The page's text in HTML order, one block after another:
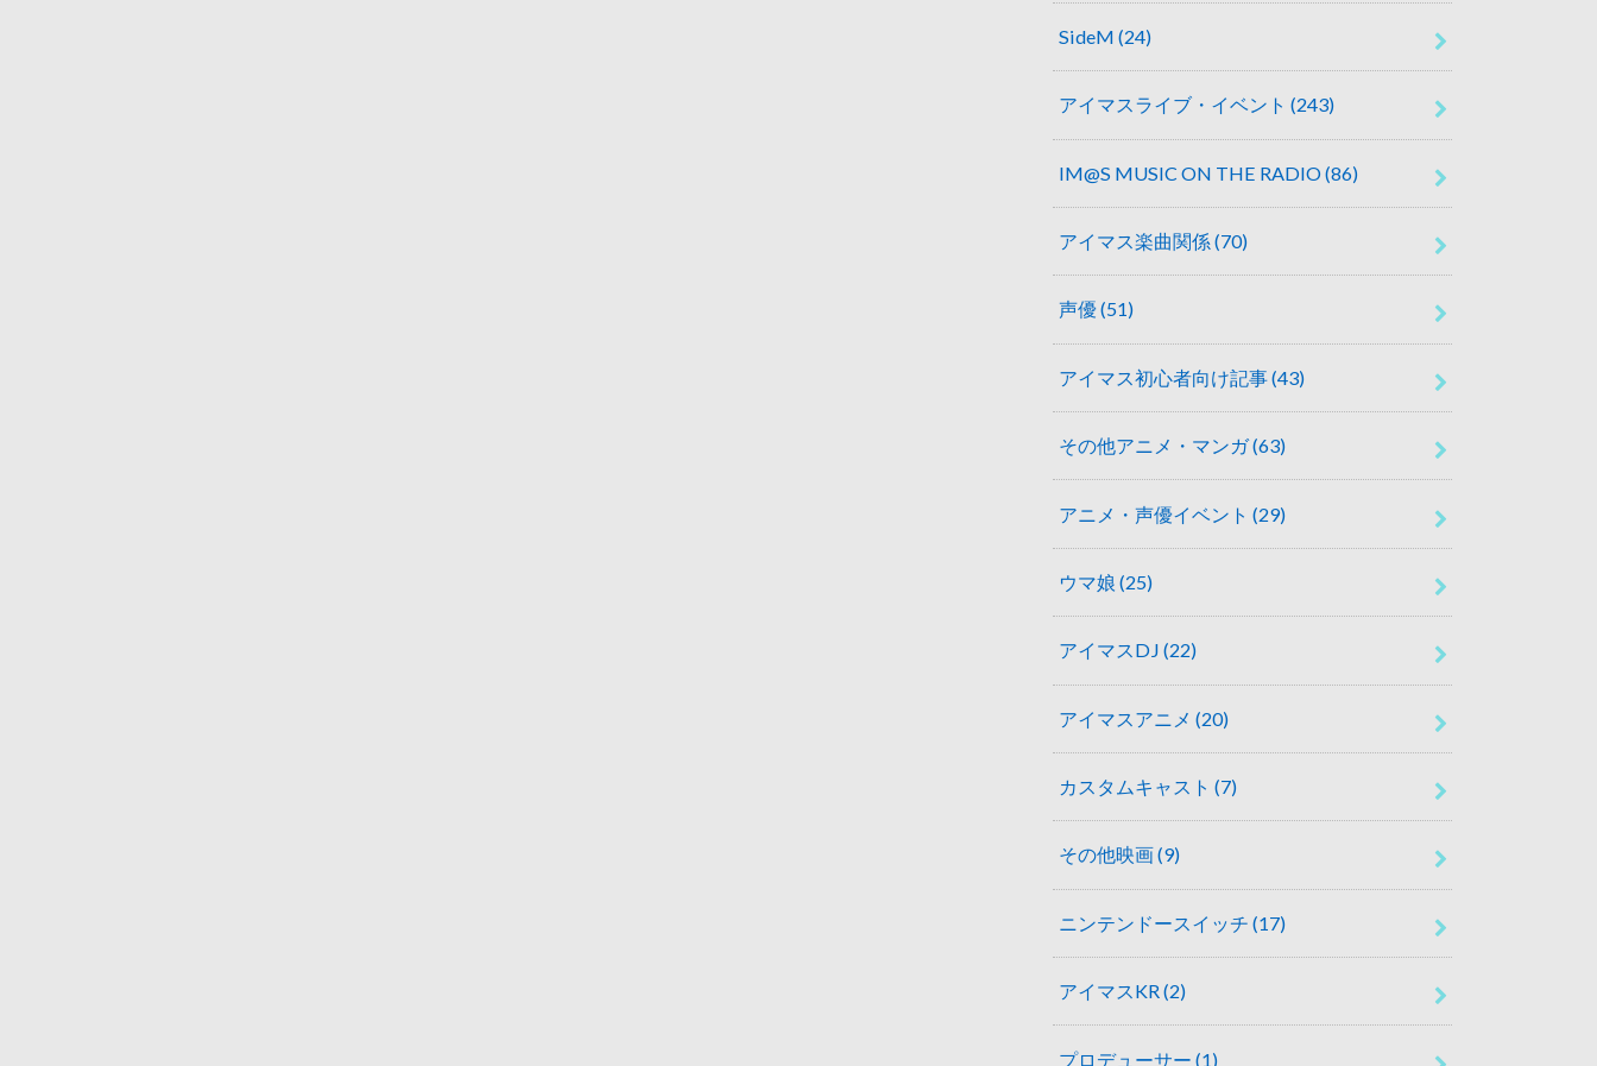
SideM (24)
アイマスライブ・イベント (243)
IM@S MUSIC ON THE RADIO(86)
アイマス楽曲関係(70)
声優(51)
アイマス初心者向け記事(43)
その他アニメ・マンガ(63)
アニメ・声優イベント (29)
ウマ娘 (25)
アイマスDJ (22)
アイマスアニメ (20)
カスタムキャスト (7)
その他映画(9)
ニンテンドースイッチ (17)
アイマスKR(2)
プロデューサー (1)